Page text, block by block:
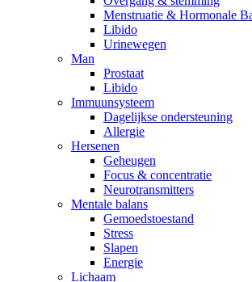
Menstruatie & Hormonale
Libido
Urinewegen
Man
Prostaat
Libido
Immuunsysteem
Dagelijkse ondersteuning
Allergie
Hersenen
Geheugen
Focus & concentratie
Neurotransmitters
Mentale balans
Gemoedstoestand
Stress
Slapen
Energie
Lichaam